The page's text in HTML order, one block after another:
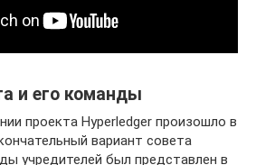
и его команды
проекта Hyperledger произошло в
вариант совета
учредителей был представлен в